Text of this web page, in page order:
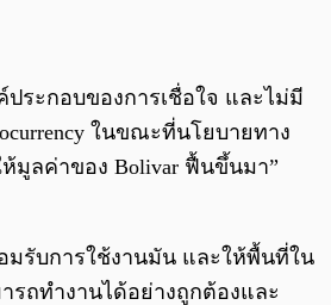
ประกอบของการเชื่อใจ และไม่มี
ในขณะที่นโยบายทาง
มูลค่าของ Bolivar ฟื้นขึ้นมา”
มรับการใช้งานมัน และให้พื้นที่ใน
รถทำงานได้อย่างถูกต้องและ